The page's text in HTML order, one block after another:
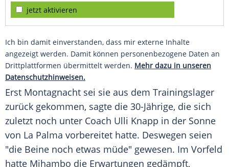
jetzt aktivieren
Ich bin damit einverstanden, dass mir externe Inhalte
angezeigt werden. Damit können personenbezogene Daten an
Drittplattformen übermittelt werden. Mehr dazu in unseren
Datenschutzhinweisen.
Erst Montagnacht sei sie aus dem Trainingslager
zurück gekommen, sagte die 30-Jährige, die sich
zuletzt noch unter Coach Ulli Knapp in der Sonne
von La Palma vorbereitet hatte. Deswegen seien
"die Beine noch etwas müde" gewesen. Im Vorfeld
hatte Mihambo die Erwartungen gedämpft,